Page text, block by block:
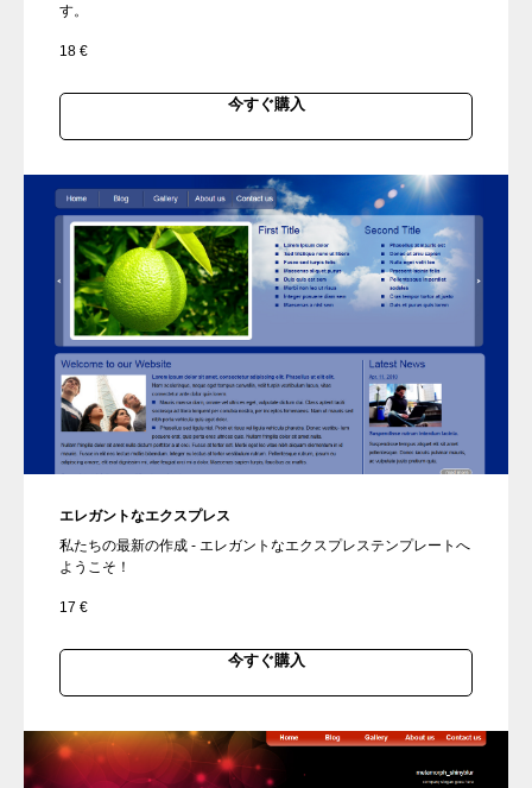
す。
18 €
今すぐ購入
エレガントなエクスプレス
私たちの最新の作成 - エレガントなエクスプレステンプレートへ
ようこそ！
17 €
今すぐ購入